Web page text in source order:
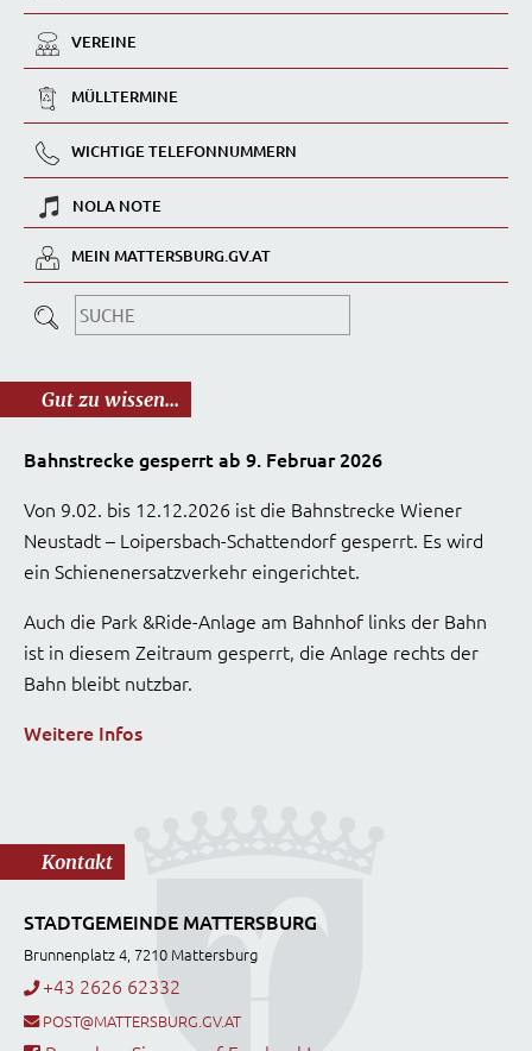
VEREINE
MÜLLTERMINE
WICHTIGE TELEFONNUMMERN
NOLA NOTE
MEIN MATTERSBURG.GV.AT
Gut zu wissen...
Bahnstrecke gesperrt ab 9. Februar 2026
Von 9.02. bis 12.12.2026 ist die Bahnstrecke Wiener
Neustadt – Loipersbach-Schattendorf gesperrt. Es wird
ein Schienenersatzverkehr eingerichtet.
Auch die Park &Ride-Anlage am Bahnhof links der Bahn
ist in diesem Zeitraum gesperrt, die Anlage rechts der
Bahn bleibt nutzbar.
Weitere Infos
Kontakt
STADTGEMEINDE MATTERSBURG
Brunnenplatz 4, 7210 Mattersburg
+43 2626 62332
POST@MATTERSBURG.GV.AT